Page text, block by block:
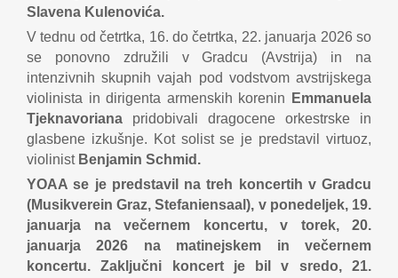
Slavena Kulenovića.
V tednu od četrtka, 16. do četrtka, 22. januarja 2026 so
se ponovno združili v Gradcu (Avstrija) in na
intenzivnih skupnih vajah pod vodstvom avstrijskega
violinista in dirigenta armenskih korenin
Emmanuela
Tjeknavoriana pridobivali dragocene orkestrske in
glasbene izkušnje. Kot solist se je predstavil virtuoz,
violinist Benjamin Schmid.
YOAA se je predstavil na treh koncertih v Gradcu
(Musikverein Graz, Stefaniensaal), v ponedeljek, 19.
januarja na večernem koncertu, v torek, 20.
januarja 2026 na matinejskem in večernem
koncertu. Zaključni koncert je bil v sredo, 21.